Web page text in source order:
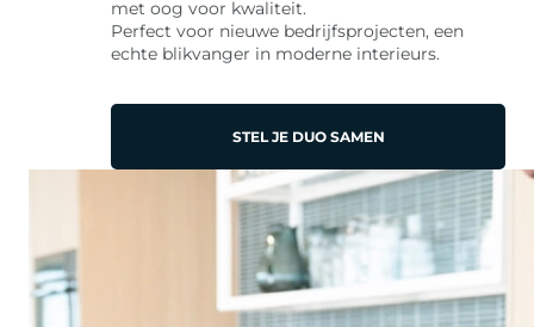
met oog voor kwaliteit.
Perfect voor nieuwe bedrijfsprojecten, een
echte blikvanger in moderne interieurs.
STEL JE DUO SAMEN